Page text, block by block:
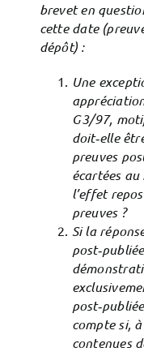
brevet en
cette date
dépôt) :
Une
G 3/97,
doit‑elle
preuves
écartées
l’effet
preuves ?
Si la
compte si,
contenues